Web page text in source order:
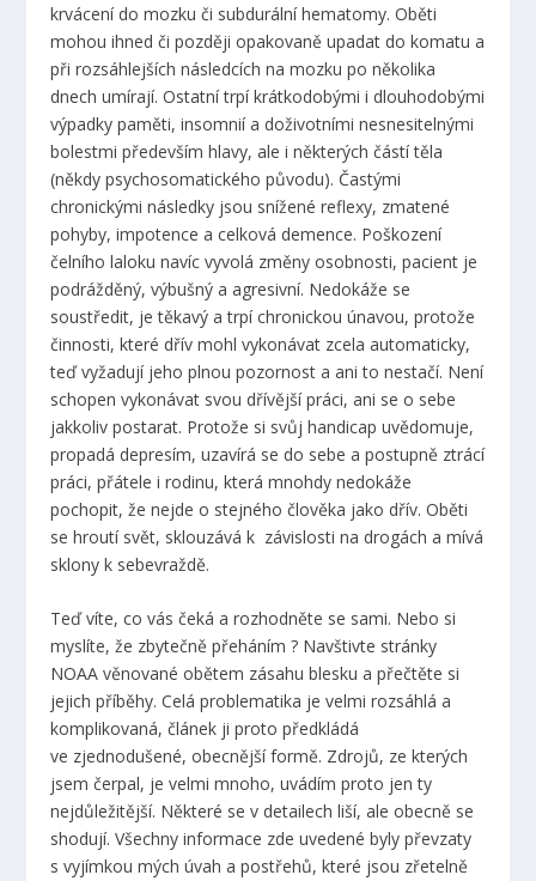
krvácení do mozku či subdurální hematomy. Oběti
mohou ihned či později opakovaně upadat do komatu a
při rozsáhlejších následcích na mozku po několika
dnech umírají. Ostatní trpí krátkodobými i dlouhodobými
výpadky paměti, insomnií a doživotními nesnesitelnými
bolestmi především hlavy, ale i některých částí těla
(někdy psychosomatického původu). Častými
chronickými následky jsou snížené reflexy, zmatené
pohyby, impotence a celková demence. Poškození
čelního laloku navíc vyvolá změny osobnosti, pacient je
podrážděný, výbušný a agresivní. Nedokáže se
soustředit, je těkavý a trpí chronickou únavou, protože
činnosti, které dřív mohl vykonávat zcela automaticky,
teď vyžadují jeho plnou pozornost a ani to nestačí. Není
schopen vykonávat svou dřívější práci, ani se o sebe
jakkoliv postarat. Protože si svůj handicap uvědomuje,
propadá depresím, uzavírá se do sebe a postupně ztrácí
práci, přátele i rodinu, která mnohdy nedokáže
pochopit, že nejde o stejného člověka jako dřív. Oběti
se hroutí svět, sklouzává k závislosti na drogách a mívá
sklony k sebevraždě.
Teď víte, co vás čeká a rozhodněte se sami. Nebo si
myslíte, že zbytečně přeháním ? Navštivte stránky
NOAA věnované obětem zásahu blesku a přečtěte si
jejich příběhy. Celá problematika je velmi rozsáhlá a
komplikovaná, článek ji proto předkládá
ve zjednodušené, obecnější formě. Zdrojů, ze kterých
jsem čerpal, je velmi mnoho, uvádím proto jen ty
nejdůležitější. Některé se v detailech liší, ale obecně se
shodují. Všechny informace zde uvedené byly převzaty
s vyjímkou mých úvah a postřehů, které jsou zřetelně